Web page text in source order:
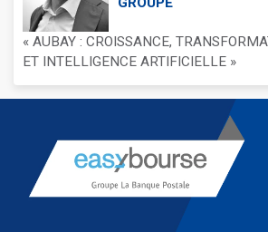
« AUBAY : CROISSANCE,
ET INTELLIGENCE ARTIFICIELLE »